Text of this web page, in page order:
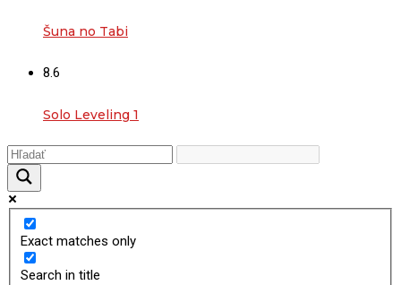
Šuna no Tabi
8.6
Solo Leveling 1
Exact matches only
Search in title